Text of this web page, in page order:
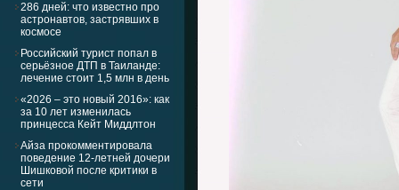
286 дней: что известно про
астронавтов, застрявших в
космосе
Российский турист попал в
серьёзное ДТП в Таиланде:
лечение стоит 1,5 млн в день
«2026 – это новый 2016»: как
за 10 лет изменилась
принцесса Кейт Миддлтон
Айза прокомментировала
поведение 12-летней дочери
Шишковой после критики в
сети